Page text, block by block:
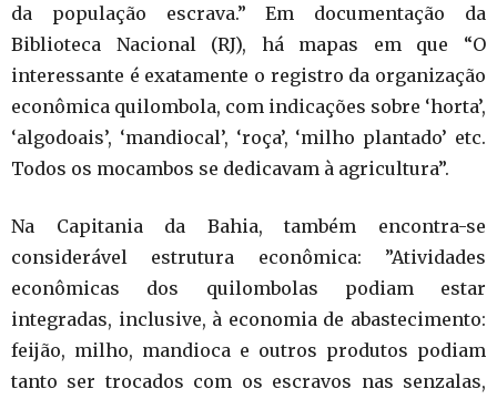
da população escrava.” Em documentação da
Biblioteca Nacional (RJ), há mapas em que “O
interessante é exatamente o registro da organização
econômica quilombola, com indicações sobre ‘horta’,
‘algodoais’, ‘mandiocal’, ‘roça’, ‘milho plantado’ etc.
Todos os mocambos se dedicavam à agricultura”.
Na Capitania da Bahia, também encontra-se
considerável estrutura econômica: ”Atividades
econômicas dos quilombolas podiam estar
integradas, inclusive, à economia de abastecimento:
feijão, milho, mandioca e outros produtos podiam
tanto ser trocados com os escravos nas senzalas,